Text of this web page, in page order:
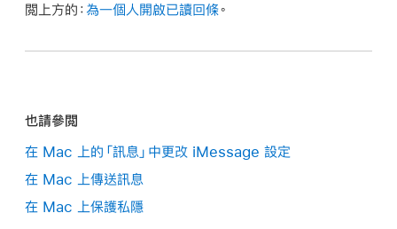
閲上方的： 為一個人開啟已讀回條。
也請參閲
在 Mac 上的「訊息」中更改 iMessage 設定
在 Mac 上傳送訊息
在 Mac 上保護私隱